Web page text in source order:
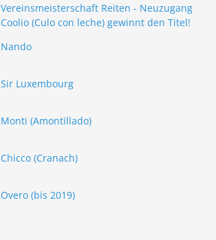
Vereinsmeisterschaft Reiten - Neuzugang
Coolio (Culo con leche) gewinnt den Titel!
Nando
Sir Luxembourg
Monti (Amontillado)
Chicco (Cranach)
Overo (bis 2019)